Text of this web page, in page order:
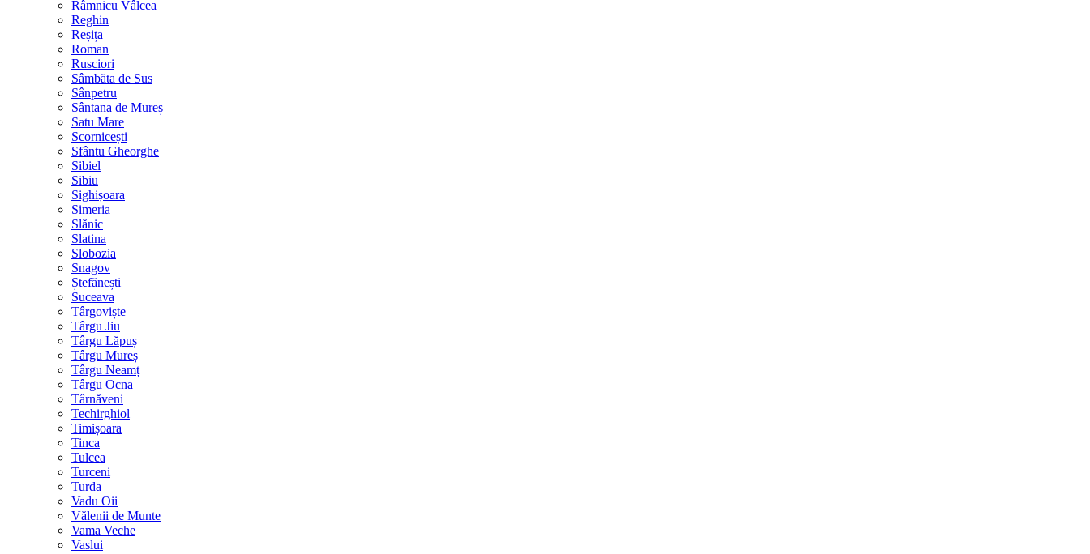
Râmnicu Vâlcea
Reghin
Reșița
Roman
Rusciori
Sâmbăta de Sus
Sânpetru
Sântana de Mureș
Satu Mare
Scornicești
Sfântu Gheorghe
Sibiel
Sibiu
Sighișoara
Simeria
Slănic
Slatina
Slobozia
Snagov
Ștefănești
Suceava
Târgoviște
Târgu Jiu
Târgu Lăpuș
Târgu Mureș
Târgu Neamț
Târgu Ocna
Târnăveni
Techirghiol
Timișoara
Tinca
Tulcea
Turceni
Turda
Vadu Oii
Vălenii de Munte
Vama Veche
Vaslui